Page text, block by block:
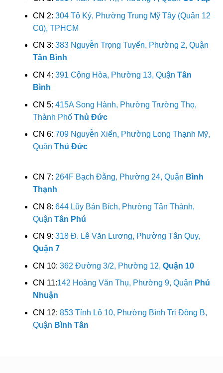
CN 2: 304 Tô Ký, Phường Trung Mỹ Tây (Quận 12
Cũ), TPHCM
CN 3: 383 Nguyễn Trọng Tuyển, Phường 2, Quận
Tân Bình
CN 4: 391 Cộng Hòa, Phường 13, Quận Tân
Bình
CN 5: 415A Song Hành, Phường Trường Thọ,
Thành Phố Thủ Đức
CN 6: 709 Nguyễn Xiển, Phường Long Thạnh Mỹ,
Quận Thủ Đức
CN 7: 264F Bạch Đằng, Phường 24, Quận Bình
Thạnh
CN 8: 644 Lũy Bán Bích, Phường Tân Thành,
Quận Tân Phú
CN 9: 318 Đ. Lê Văn Lương, Phường Tân Quy,
Quận 7
CN 10: 362 Đường 3/2, Phường 12, Quận 10
CN 11:142 Hoàng Văn Thụ, Phường 9, Quận Phú
Nhuận
CN 12: 853 Tỉnh Lộ 10, Phường Bình Trị Đông B,
Quận Bình Tân